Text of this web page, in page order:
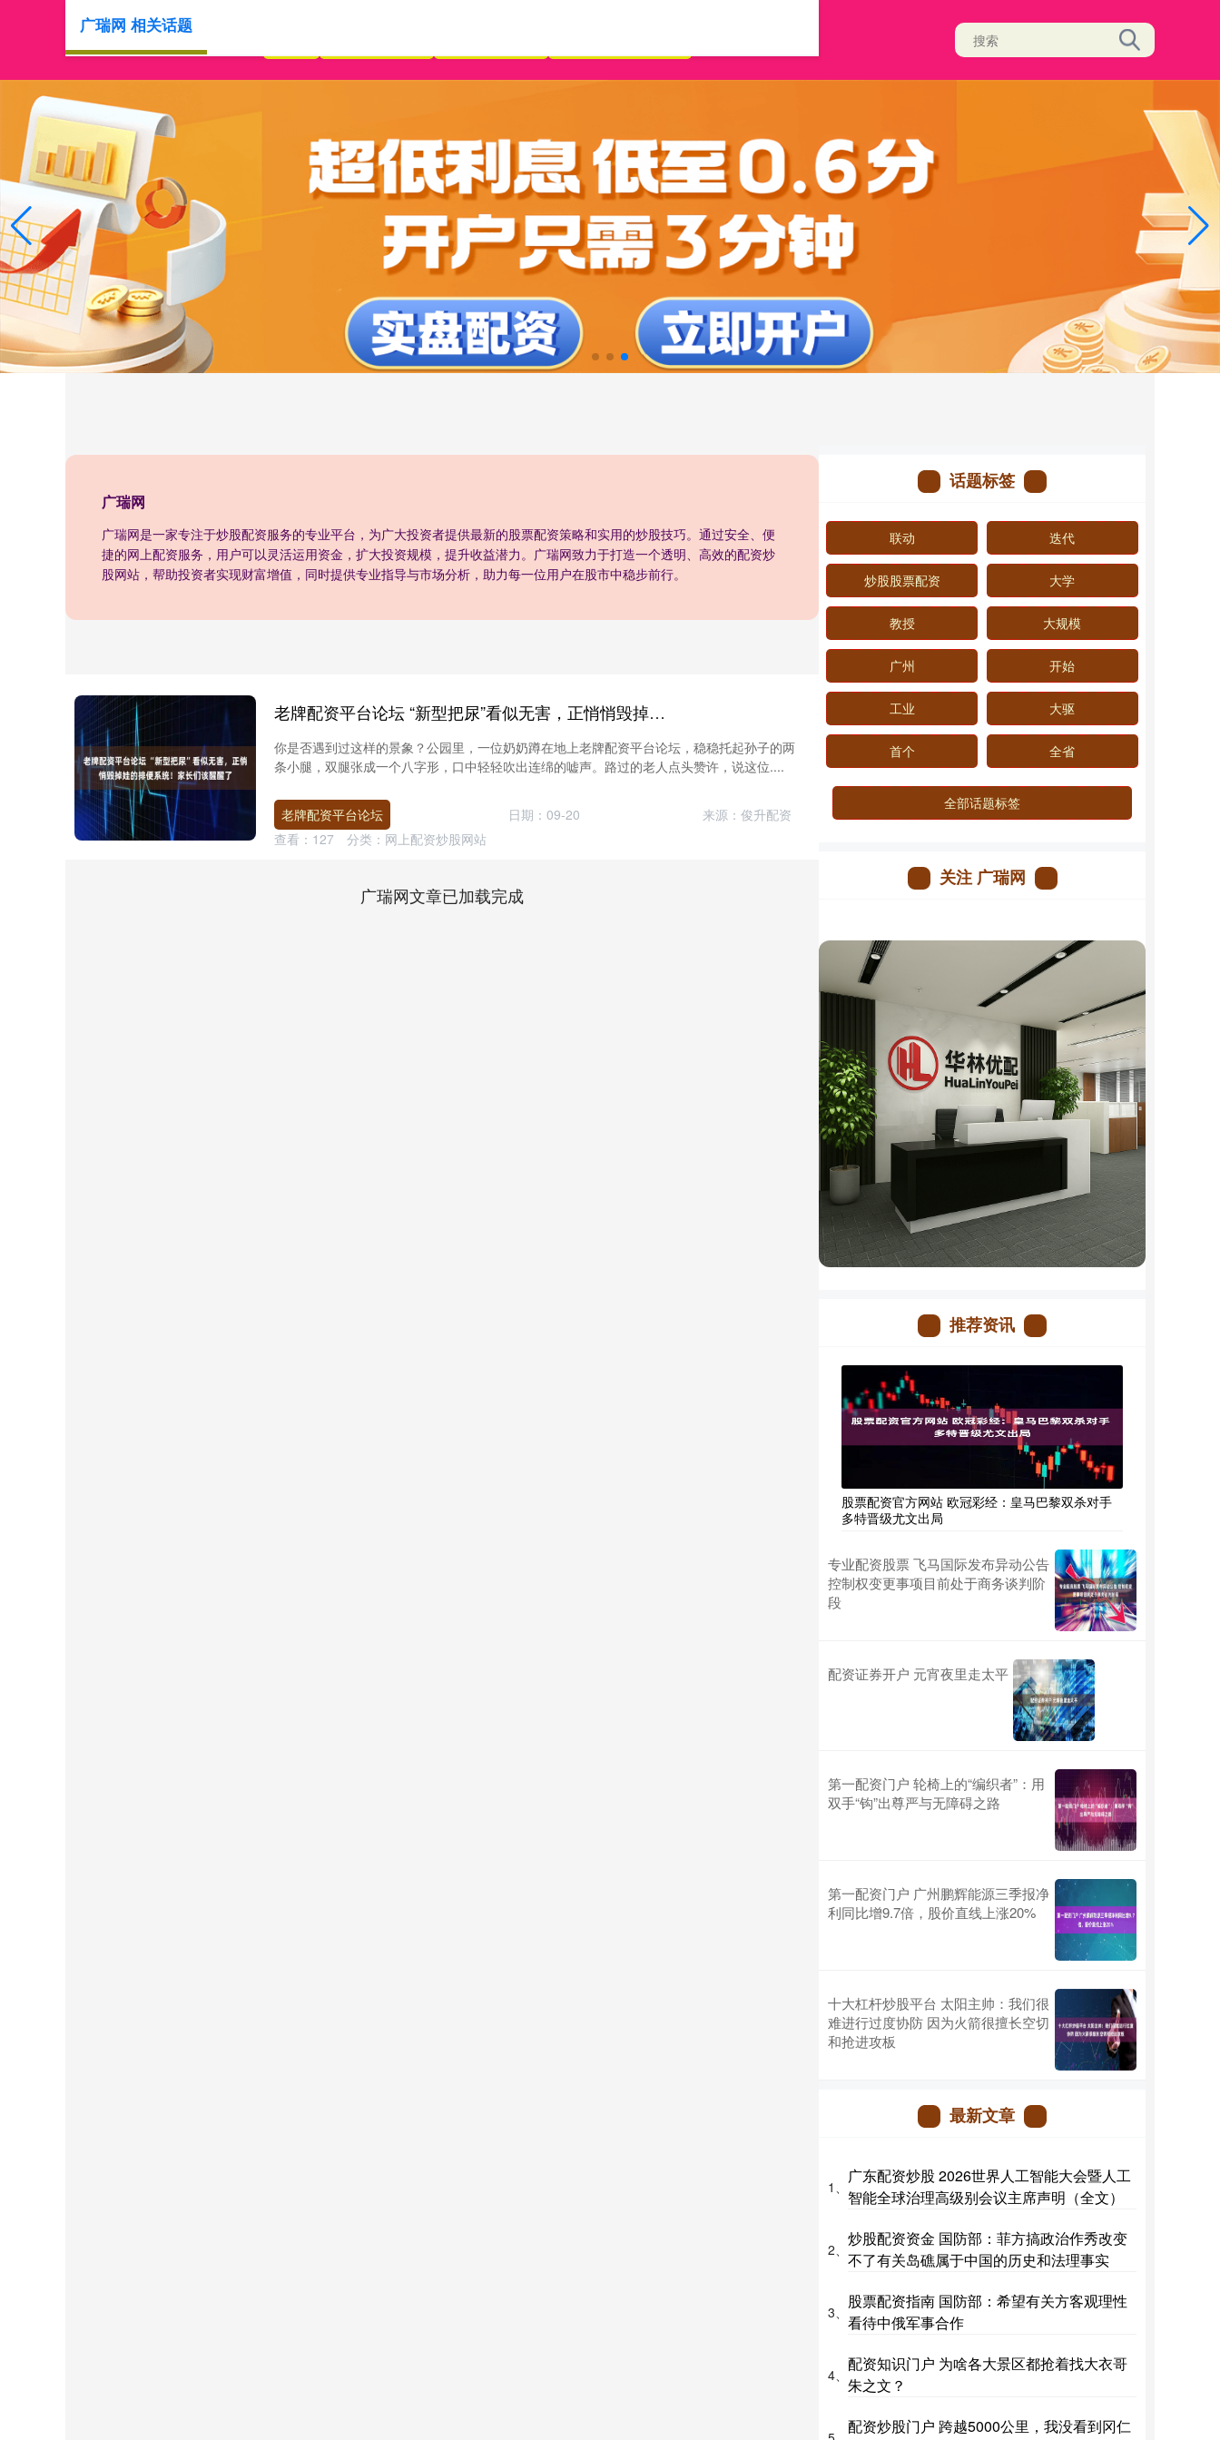
广瑞网
广瑞网是一家专注于炒股配资服务的专业平台，为广大投资者提供最新的股票配资策略和实用的炒股技巧。通过安全、便
捷的网上配资服务，用户可以灵活运用资金，扩大投资规模，提升收益潜力。广瑞网致力于打造一个透明、高效的配资炒
股网站，帮助投资者实现财富增值，同时提供专业指导与市场分析，助力每一位用户在股市中稳步前行。
广瑞网 相关话题
老牌配资平台论坛 “新型把尿”看似无害，正悄悄毁掉娃的排便系统！家长们该醒醒了
你是否遇到过这样的景象？公园里，一位奶奶蹲在地上老牌配资平台论坛，稳稳托起孙子的两
条小腿，双腿张成一个八字形，口中轻轻吹出连绵的嘘声。路过的老人点头赞许，说这位....
老牌配资平台论坛 日期：09-20
来源：俊升配资
查看： 127 分类： 网上配资炒股网站
广瑞网文章已加载完成
话题标签
联动 迭代
炒股股票配资 大学
教授 大规模
广州 开始
工业 大驱
首个 全省
全部话题标签
关注 广瑞网
推荐资讯
股票配资官方网站 欧冠彩经：皇马巴黎双杀对手
多特晋级尤文出局
专业配资股票 飞马国际发布异动公告
控制权变更事项目前处于商务谈判阶
段
配资证券开户 元宵夜里走太平
第一配资门户 轮椅上的“编织者”：用
双手“钩”出尊严与无障碍之路
第一配资门户 广州鹏辉能源三季报净
利同比增9.7倍，股价直线上涨20%
十大杠杆炒股平台 太阳主帅：我们很
难进行过度协防 因为火箭很擅长空切
和抢进攻板
最新文章
1、
广东配资炒股 2026世界人工智能大会暨人工
智能全球治理高级别会议主席声明（全文）
2、
炒股配资资金 国防部：菲方搞政治作秀改变
不了有关岛礁属于中国的历史和法理事实
3、
股票配资指南 国防部：希望有关方客观理性
看待中俄军事合作
4、
配资知识门户 为啥各大景区都抢着找大衣哥
朱之文？
配资炒股门户 跨越5000公里，我没看到冈仁